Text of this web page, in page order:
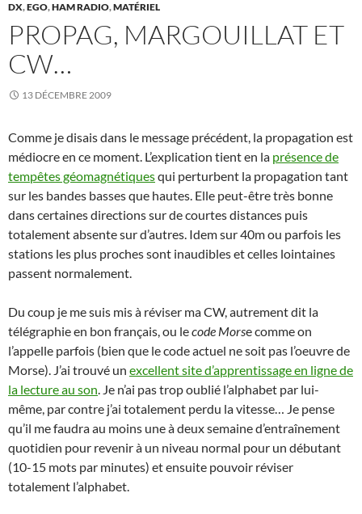
DX,EGO,HAM RADIO,MATÉRIEL
PROPAG, MARGOUILLAT ET
CW…
13 DÉCEMBRE 2009
Comme je disais dans le message précédent, la propagation est
médiocre en ce moment. L’explication tient en la présence de
tempêtes géomagnétiquesqui perturbent la propagation tant
sur les bandes basses que hautes. Elle peut-être très bonne
dans certaines directions sur de courtes distances puis
totalement absente sur d’autres. Idem sur 40m ou parfois les
stations les plus proches sont inaudibles et celles lointaines
passent normalement.
Du coup je me suis mis à réviser ma CW, autrement dit la
télégraphie en bon français, ou lecode Morse comme on
l’appelle parfois (bien que le code actuel ne soit pas l’oeuvre de
Morse). J’ai trouvé un excellent site d’apprentissage en ligne de
la lecture au son. Je n’ai pas trop oublié l’alphabet par lui-
même, par contre j’ai totalement perdu la vitesse… Je pense
qu’il me faudra au moins une à deux semaine d’entraînement
quotidien pour revenir à un niveau normal pour un débutant
(10-15 mots par minutes) et ensuite pouvoir réviser
totalement l’alphabet.